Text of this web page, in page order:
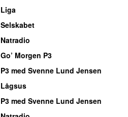
Liga
Selskabet
Natradio
Go’ Morgen P3
P3 med Svenne Lund Jensen
Lågsus
P3 med Svenne Lund Jensen